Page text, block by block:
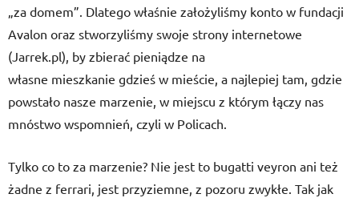
„za domem”. Dlatego właśnie założyliśmy konto w fundacji
Avalon oraz stworzyliśmy swoje strony internetowe
(Jarrek.pl), by zbierać pieniądze na
własne mieszkanie gdzieś w mieście, a najlepiej tam, gdzie
powstało nasze marzenie, w miejscu z którym łączy nas
mnóstwo wspomnień, czyli w Policach.
Tylko co to za marzenie? Nie jest to bugatti veyron ani też
żadne z ferrari, jest przyziemne, z pozoru zwykłe. Tak jak